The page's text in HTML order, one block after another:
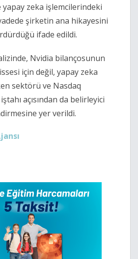
yapay zeka işlemcilerindeki
şirketin ana hikayesini
ifade edildi.
Nvidia bilançosunun
için değil, yapay zeka
sektörü ve Nasdaq
açısından da belirleyici
yer verildi.